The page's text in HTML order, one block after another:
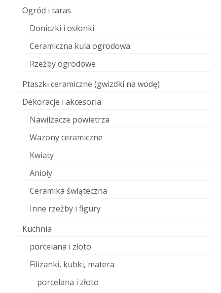
Ogród i taras
Doniczki i osłonki
Ceramiczna kula ogrodowa
Rzeźby ogrodowe
Ptaszki ceramiczne (gwizdki na wodę)
Dekoracje i akcesoria
Nawilżacze powietrza
Wazony ceramiczne
Kwiaty
Anioły
Ceramika świąteczna
Inne rzeźby i figury
Kuchnia
porcelana i złoto
Filiżanki, kubki, matera
porcelana i złoto